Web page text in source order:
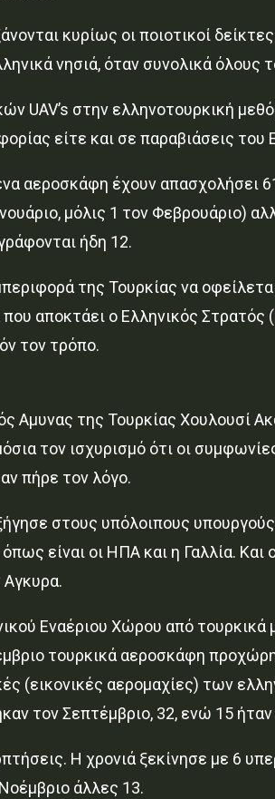
κυρίως οι ποιοτικοί
νησιά, όταν συνολικά όλους
UAV’s στην ελληνοτουρκική
είτε και σε παραβιάσεις
αεροσκάφη έχουν απασχολήσει
μόλις 1 τον Φεβρουάριο)
ήδη 12.
της Τουρκίας να
αποκτάει ο Ελληνικός Στρατός
τον τρόπο.
Αμυνας της Τουρκίας
τον ισχυρισμό ότι οι
πήρε τον λόγο.
στους υπόλοιπους
είναι οι ΗΠΑ και η Γαλλία.
Εναέριου Χώρου από
τουρκικά αεροσκάφη
(εικονικές αερομαχίες) των
τον Σεπτέμβριο, 32, ενώ 15
Η χρονιά ξεκίνησε με 6
άλλες 13.